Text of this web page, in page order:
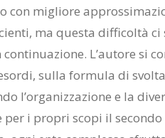
con mi­glio­re
ma que­sta dif­fi­col­tà
L’au­to­re si
sul­la for­mu­la di
l’or­ga­niz­za­zio­ne e la
i pro­pri sco­pi il se­con­do